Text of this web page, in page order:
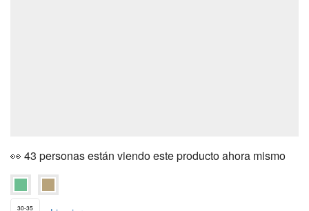
👀 43 personas están viendo este producto ahora mismo
30-35